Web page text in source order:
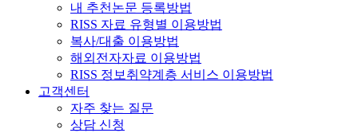
내 추천논문 등록방법
RISS 자료 유형별 이용방법
복사/대출 이용방법
해외전자자료 이용방법
RISS 정보취약계층 서비스 이용방법
고객센터
자주 찾는 질문
상담 신청